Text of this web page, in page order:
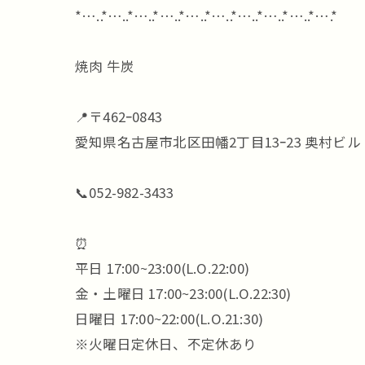
*…..*…..*…..*…..*…..*…..*…..*…..*…..*….*
焼肉 牛炭
📍〒462ｰ0843
愛知県名古屋市北区田幡2丁目13ｰ23 奥村ビル
📞052-982-3433
⏰
平日 17:00~23:00(L.O.22:00)
金・土曜日 17:00~23:00(L.O.22:30)
日曜日 17:00~22:00(L.O.21:30)
※火曜日定休日、不定休あり